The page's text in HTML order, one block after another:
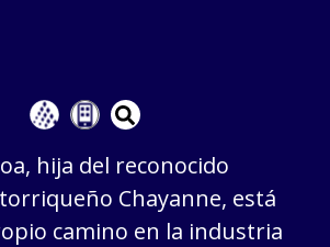
hija del reconocido
Chayanne, está
camino en la industria